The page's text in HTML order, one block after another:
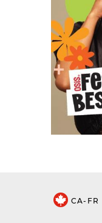
CA-FR